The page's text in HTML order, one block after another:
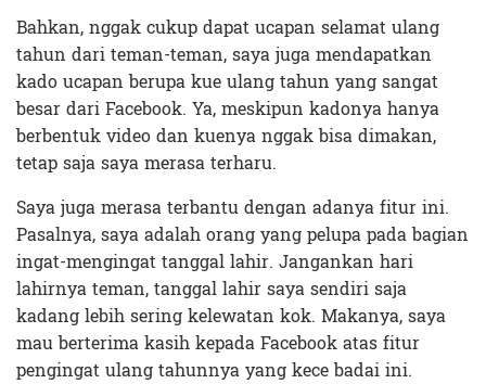
Bahkan, nggak cukup dapat ucapan selamat ulang
tahun dari teman-teman, saya juga mendapatkan
kado ucapan berupa kue ulang tahun yang sangat
besar dari Facebook. Ya, meskipun kadonya hanya
berbentuk video dan kuenya nggak bisa dimakan,
tetap saja saya merasa terharu.
Saya juga merasa terbantu dengan adanya fitur ini.
Pasalnya, saya adalah orang yang pelupa pada bagian
ingat-mengingat tanggal lahir. Jangankan hari
lahirnya teman, tanggal lahir saya sendiri saja
kadang lebih sering kelewatan kok. Makanya, saya
mau berterima kasih kepada Facebook atas fitur
pengingat ulang tahunnya yang kece badai ini.